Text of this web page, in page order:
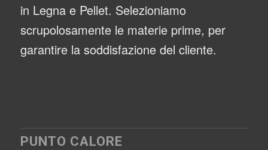
in Legna e Pellet. Selezioniamo
scrupolosamente le materie prime, per
garantire la soddisfazione del cliente.
PUNTO CALORE